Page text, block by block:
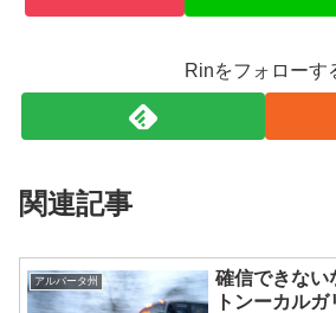
Rinをフォローす
関連記事
アルバータ州
確信できない
トンーカル